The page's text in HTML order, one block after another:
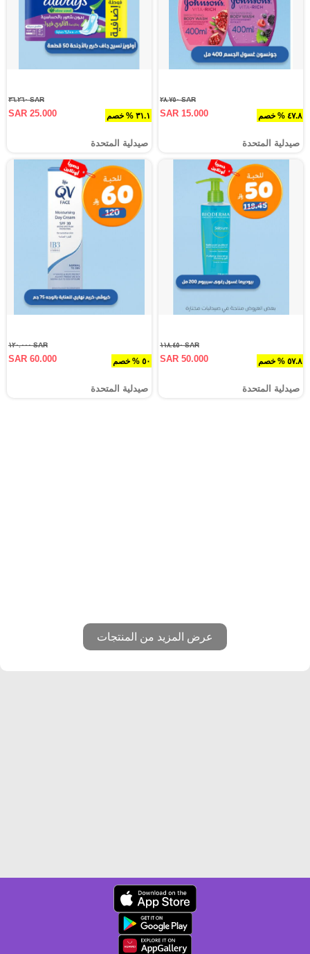
٤٧.٨ % خصم
SAR ٢٨.٧٥٠
SAR 15.000
صيدلية المتحدة
٣١.١ % خصم
SAR ٣٦.٢٦٠
SAR 25.000
صيدلية المتحدة
٥٧.٨ % خصم
SAR ١١٨.٤٥٠
SAR 50.000
صيدلية المتحدة
٥٠ % خصم
SAR ١٢٠.٠٠٠
SAR 60.000
صيدلية المتحدة
عرض المزيد من المنتجات